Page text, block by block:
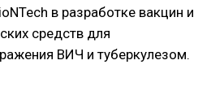
в разработке вакцин и
средств для
ВИЧ и туберкулезом.